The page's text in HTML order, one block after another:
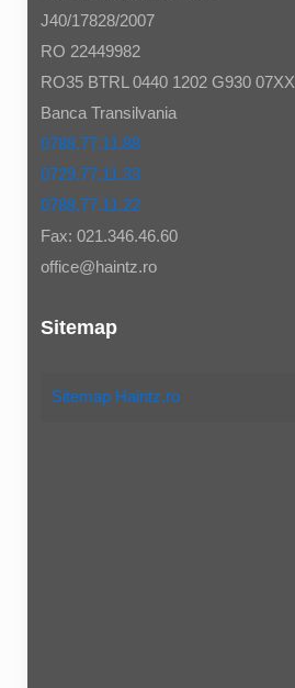
J40/17828/2007
RO 22449982
RO35 BTRL 0440 1202 G930 07XX
Banca Transilvania
0788.77.11.88
0729.77.11.33
0788.77.11.22
Fax: 021.346.46.60
office@haintz.ro
Sitemap
Sitemap Haintz.ro